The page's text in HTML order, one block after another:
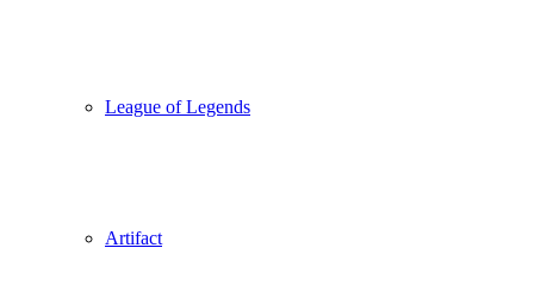
League of Legends
Artifact